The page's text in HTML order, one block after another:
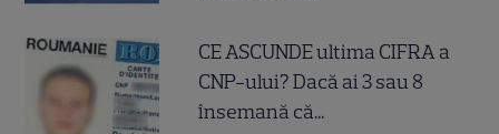
CE ASCUNDE ultima CIFRA a
CNP-ului? Dacă ai 3 sau 8
însemană că...